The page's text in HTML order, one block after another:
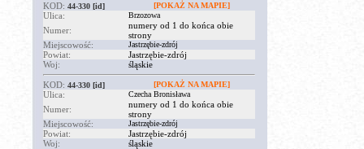
KOD: 44-330 [id] [POKAŻ NA MAPIE]
Ulica: Brzozowa
Numer:
numery od 1 do końca obie
strony
Miejscowość:
Jastrzębie-zdrój
Powiat:
Jastrzębie-zdrój
Woj:
śląskie
KOD: 44-330 [id] [POKAŻ NA MAPIE]
Ulica: Czecha Bronisława
Numer:
numery od 1 do końca obie
strony
Miejscowość:
Jastrzębie-zdrój
Powiat:
Jastrzębie-zdrój
Woj:
śląskie